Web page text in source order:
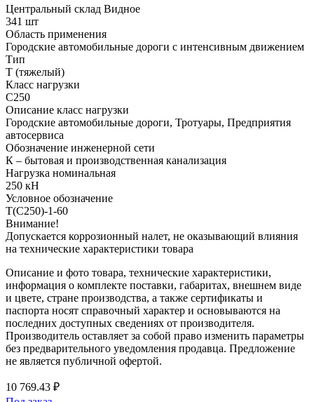
Центральный склад Видное
341 шт
Область применения
Городские автомобильные дороги с интенсивным движением
Тип
Т (тяжелый)
Класс нагрузки
С250
Описание класс нагрузки
Городские автомобильные дороги, Тротуары, Предприятия
автосервиса
Обозначение инженерной сети
К – бытовая и производственная канализация
Нагрузка номинальная
250 кН
Условное обозначение
Т(С250)-1-60
Внимание!
Допускается коррозионный налет, не оказывающий влияния
на технические характеристики товара
Описание и фото товара, технические характеристики,
информация о комплекте поставки, габаритах, внешнем виде
и цвете, стране производства, а также сертификаты и
паспорта носят справочный характер и основываются на
последних доступных сведениях от производителя.
Производитель оставляет за собой право изменить параметры
без предварительного уведомления продавца. Предложение
не является публичной офертой.
10 769.43 ₽